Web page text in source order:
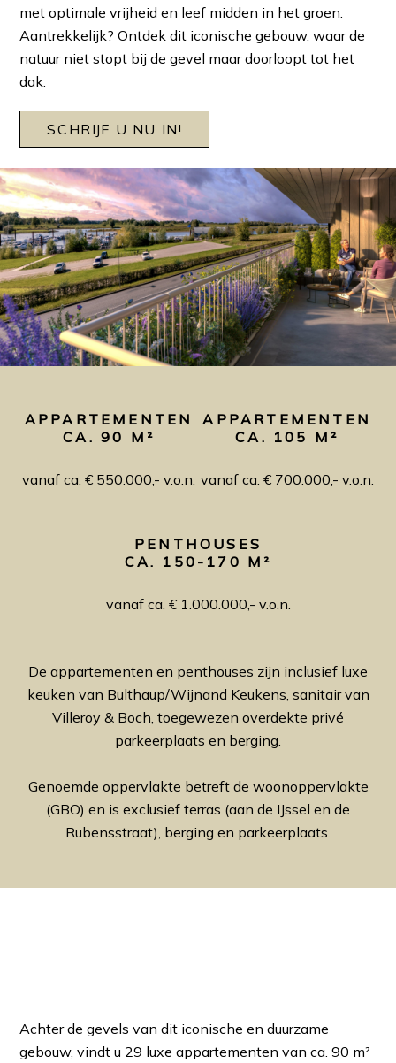
met optimale vrijheid en leef midden in het groen.
Aantrekkelijk? Ontdek dit iconische gebouw, waar de
natuur niet stopt bij de gevel maar doorloopt tot het
dak.
SCHRIJF U NU IN!
APPARTEMENTEN
CA. 90 M²
vanaf ca. € 550.000,- v.o.n.
APPARTEMENTEN
CA. 105 M²
vanaf ca. € 700.000,- v.o.n.
PENTHOUSES
CA. 150-170 M²
vanaf ca. € 1.000.000,- v.o.n.
De appartementen en penthouses zijn inclusief luxe
keuken van Bulthaup/Wijnand Keukens, sanitair van
Villeroy & Boch, toegewezen overdekte privé
parkeerplaats en berging.
Genoemde oppervlakte betreft de woonoppervlakte
(GBO) en is exclusief terras (aan de IJssel en de
Rubensstraat), berging en parkeerplaats.
Achter de gevels van dit iconische en duurzame
gebouw, vindt u 29 luxe appartementen van ca. 90 m²